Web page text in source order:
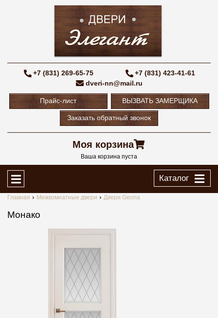
+7 (831) 269-65-75
+7 (831) 423-41-61
dveri-nn@mail.ru
Прайс-лист ВЫЗВАТЬ ЗАМЕРЩИКА
Заказать обратный звонок
Моя корзина
Ваша корзина пуста
Каталог
Главная Межкомнатные двери Двери Geona
Монако